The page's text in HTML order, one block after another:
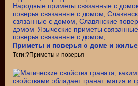
Приметы и поверья о доме и жилье
Теги:?Приметы и поверья